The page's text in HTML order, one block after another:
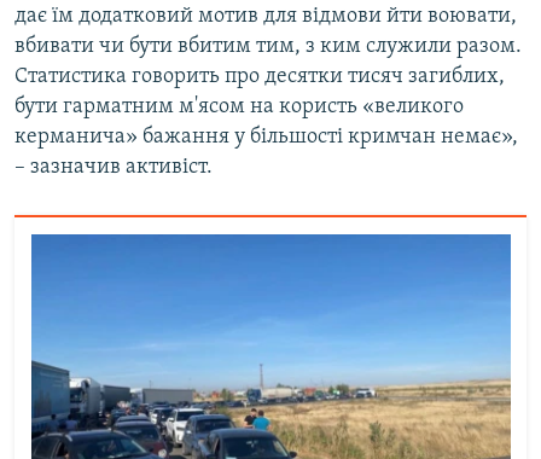
дає їм додатковий мотив для відмови йти воювати,
вбивати чи бути вбитим тим, з ким служили разом.
Статистика говорить про десятки тисяч загиблих,
бути гарматним м'ясом на користь «великого
керманича» бажання у більшості кримчан немає»,
– зазначив активіст.